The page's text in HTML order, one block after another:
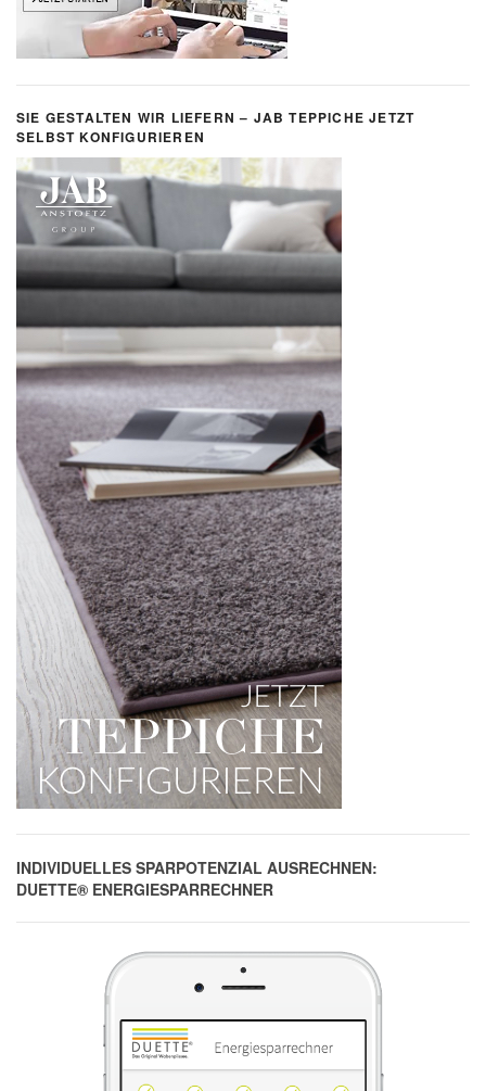
SIE GESTALTEN WIR LIEFERN – JAB TEPPICHE JETZT
SELBST KONFIGURIEREN
INDIVIDUELLES SPARPOTENZIAL AUSRECHNEN:
DUETTE® ENERGIESPARRECHNER